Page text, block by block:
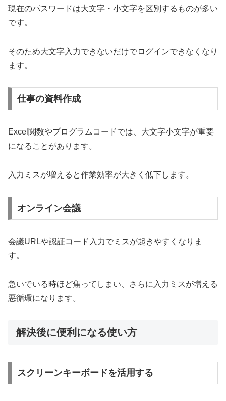
現在のパスワードは大文字・小文字を区別するものが多い
です。
そのため大文字入力できないだけでログインできなくなり
ます。
仕事の資料作成
Excel関数やプログラムコードでは、大文字小文字が重要
になることがあります。
入力ミスが増えると作業効率が大きく低下します。
オンライン会議
会議URLや認証コード入力でミスが起きやすくなりま
す。
急いでいる時ほど焦ってしまい、さらに入力ミスが増える
悪循環になります。
解決後に便利になる使い方
スクリーンキーボードを活用する